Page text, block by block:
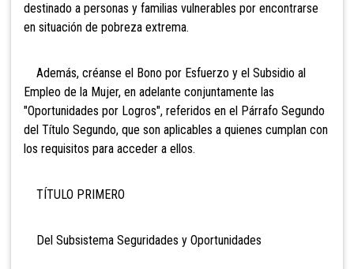
destinado a personas y familias vulnerables por encontrarse
en situación de pobreza extrema.
Además, créanse el Bono por Esfuerzo y el Subsidio al
Empleo de la Mujer, en adelante conjuntamente las
"Oportunidades por Logros", referidos en el Párrafo Segundo
del Título Segundo, que son aplicables a quienes cumplan con
los requisitos para acceder a ellos.
TÍTULO PRIMERO
Del Subsistema Seguridades y Oportunidades